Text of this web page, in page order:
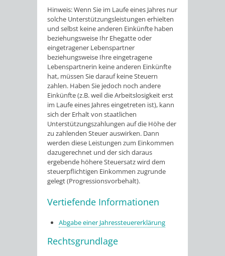
Hinweis: Wenn Sie im Laufe eines Jahres nur
solche Unterstützungsleistungen erhielten
und selbst keine anderen Einkünfte haben
beziehungsweise Ihr Ehegatte oder
eingetragener Lebenspartner
beziehungsweise Ihre eingetragene
Lebenspartnerin keine anderen Einkünfte
hat, müssen Sie darauf keine Steuern
zahlen. Haben Sie jedoch noch andere
Einkünfte (z.B. weil die Arbeitslosigkeit erst
im Laufe eines Jahres eingetreten ist), kann
sich der Erhalt von staatlichen
Unterstützungszahlungen auf die Höhe der
zu zahlenden Steuer auswirken. Dann
werden diese Leistungen zum Einkommen
dazugerechnet und der sich daraus
ergebende höhere Steuersatz wird dem
steuerpflichtigen Einkommen zugrunde
gelegt (Progressionsvorbehalt).
Vertiefende Informationen
Abgabe einer Jahressteuererklärung
Rechtsgrundlage